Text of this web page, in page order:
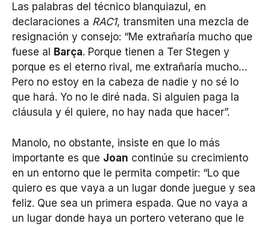
Las palabras del técnico blanquiazul, en
declaraciones a RAC1, transmiten una mezcla de
resignación y consejo: “Me extrañaría mucho que
fuese al
Barça. Porque tienen a Ter Stegen y
porque es el eterno rival, me extrañaría mucho…
Pero no estoy en la cabeza de nadie y no sé lo
que hará. Yo no le diré nada. Si alguien paga la
cláusula y él quiere, no hay nada que hacer”.
Manolo, no obstante, insiste en que lo más
importante es que Joan continúe su crecimiento
en un entorno que le permita competir: “Lo que
quiero es que vaya a un lugar donde juegue y sea
feliz. Que sea un primera espada. Que no vaya a
un lugar donde haya un portero veterano que le